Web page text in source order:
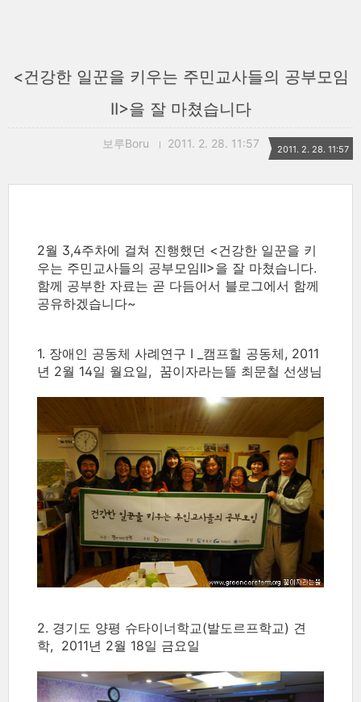
<건강한 일꾼을 키우는 주민교사들의 공부모임
II>을 잘 마쳤습니다
보루Boru 2011. 2. 28. 11:57 2011. 2. 28. 11:57
2월 3,4주차에 걸쳐 진행했던 <건강한 일꾼을 키
우는 주민교사들의 공부모임II>을 잘 마쳤습니다.
함께 공부한 자료는 곧 다듬어서 블로그에서 함께
공유하겠습니다~
1. 장애인 공동체 사례연구 I _캠프힐 공동체, 2011
년 2월 14일 월요일, 꿈이자라는뜰 최문철 선생님
2. 경기도 양평 슈타이너학교(발도르프학교) 견
학, 2011년 2월 18일 금요일